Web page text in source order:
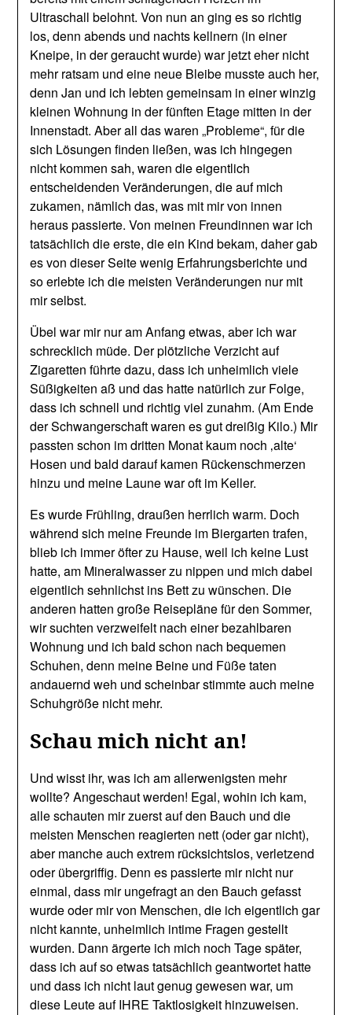
Ultraschall belohnt. Von nun an ging es so richtig
los, denn abends und nachts kellnern (in einer
Kneipe, in der geraucht wurde) war jetzt eher nicht
mehr ratsam und eine neue Bleibe musste auch her,
denn Jan und ich lebten gemeinsam in einer winzig
kleinen Wohnung in der fünften Etage mitten in der
Innenstadt. Aber all das waren „Probleme“, für die
sich Lösungen finden ließen, was ich hingegen
nicht kommen sah, waren die eigentlich
entscheidenden Veränderungen, die auf mich
zukamen, nämlich das, was mit mir von innen
heraus passierte. Von meinen Freundinnen war ich
tatsächlich die erste, die ein Kind bekam, daher gab
es von dieser Seite wenig Erfahrungsberichte und
so erlebte ich die meisten Veränderungen nur mit
mir selbst.
Übel war mir nur am Anfang etwas, aber ich war
schrecklich müde. Der plötzliche Verzicht auf
Zigaretten führte dazu, dass ich unheimlich viele
Süßigkeiten aß und das hatte natürlich zur Folge,
dass ich schnell und richtig viel zunahm. (Am Ende
der Schwangerschaft waren es gut dreißig Kilo.) Mir
passten schon im dritten Monat kaum noch ‚alte‘
Hosen und bald darauf kamen Rückenschmerzen
hinzu und meine Laune war oft im Keller.
Es wurde Frühling, draußen herrlich warm. Doch
während sich meine Freunde im Biergarten trafen,
blieb ich immer öfter zu Hause, weil ich keine Lust
hatte, am Mineralwasser zu nippen und mich dabei
eigentlich sehnlichst ins Bett zu wünschen. Die
anderen hatten große Reisepläne für den Sommer,
wir suchten verzweifelt nach einer bezahlbaren
Wohnung und ich bald schon nach bequemen
Schuhen, denn meine Beine und Füße taten
andauernd weh und scheinbar stimmte auch meine
Schuhgröße nicht mehr.
Schau mich nicht an!
Und wisst ihr, was ich am allerwenigsten mehr
wollte? Angeschaut werden! Egal, wohin ich kam,
alle schauten mir zuerst auf den Bauch und die
meisten Menschen reagierten nett (oder gar nicht),
aber manche auch extrem rücksichtslos, verletzend
oder übergriffig. Denn es passierte mir nicht nur
einmal, dass mir ungefragt an den Bauch gefasst
wurde oder mir von Menschen, die ich eigentlich gar
nicht kannte, unheimlich intime Fragen gestellt
wurden. Dann ärgerte ich mich noch Tage später,
dass ich auf so etwas tatsächlich geantwortet hatte
und dass ich nicht laut genug gewesen war, um
diese Leute auf IHRE Taktlosigkeit hinzuweisen.